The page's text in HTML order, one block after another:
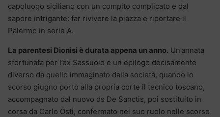
capoluogo siciliano con un compito complicato e dal
sapore intrigante: far rivivere la piazza e riportare il
Palermo in serie A.
La parentesi Dionisi è durata appena un anno. Un’annata
sfortunata per l’ex Sassuolo e un epilogo decisamente
diverso da quello immaginato dalla società, quando lo
scorso giugno portò alla propria corte il tecnico toscano,
accompagnato dal nuovo ds De Sanctis, poi sostituito in
corsa da Carlo Osti, confermato nel suo ruolo nelle scorse